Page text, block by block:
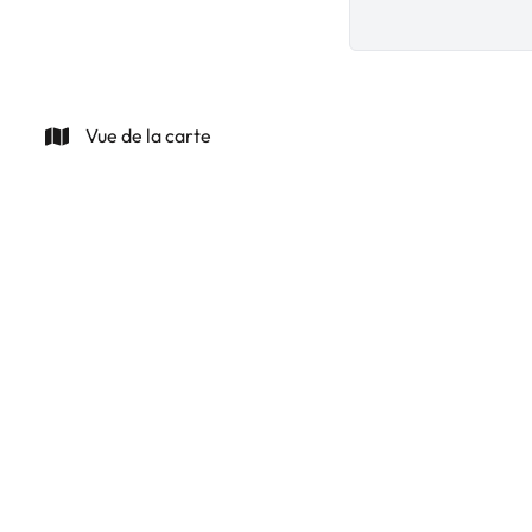
Vue de la carte